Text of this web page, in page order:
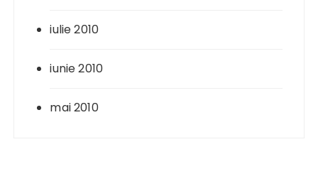
iulie 2010
iunie 2010
mai 2010